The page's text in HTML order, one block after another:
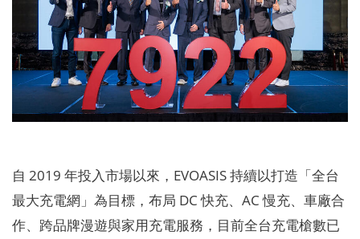
自 2019 年投入市場以來，EVOASIS 持續以打造「全台
最大充電網」為目標，布局 DC 快充、AC 慢充、車廠合
作、跨品牌漫遊與家用充電服務，目前全台充電槍數已